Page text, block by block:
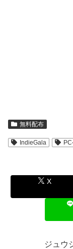
無料配布
IndieGala
X
ジュウ